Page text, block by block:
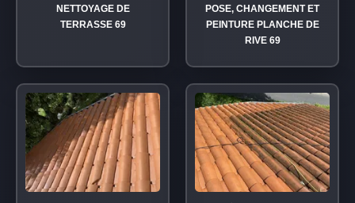
NETTOYAGE DE
TERRASSE 69
POSE, CHANGEMENT ET
PEINTURE PLANCHE DE
RIVE 69